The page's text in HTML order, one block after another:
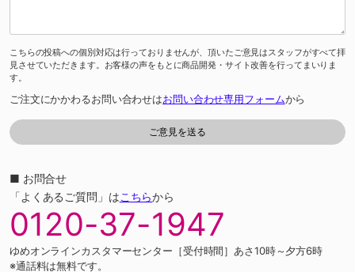
こちらの投稿への個別対応は行っておりませんが、頂いたご意見はスタッフがすべて拝
見させていただきます。お客様の声をもとに商品開発・サイト改善を行ってまいりま
す。
ご注文にかかわるお問い合わせはお問い合わせ専用フォームから
■ お問合せ
「よくあるご質問」はこちらから
0120-37-1947
ゆめオンラインカスタマーセンター［受付時間］あさ10時～夕方6時
※通話料は無料です。